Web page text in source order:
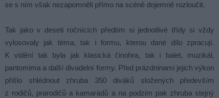
se s ním však nezapomněli přímo na scéně dojemně rozloučit.
Tak jako v deseti ročnících předtím si jednotlivé třídy si vždy
vylosovaly jak téma, tak i formu, kterou dané dílo zpracují.
K vidění tak byla jak klasická činohra, tak i balet, muzikál,
pantomima a další divadelní formy. Před prázdninami jejich výkon
přišlo shlédnout zhruba 350 diváků složených především
z rodičů, prarodičů a kamarádů a na podzim pak zhruba stejný